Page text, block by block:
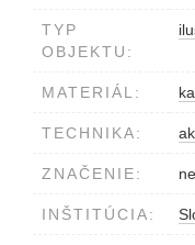
TYP
OBJEKTU:
MATERIÁL:
TECHNIKA:
ZNAČENIE:
INŠTITÚCIA: